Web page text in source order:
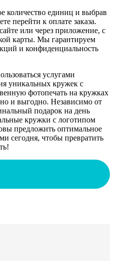
количество единиц и выбрав
перейти к оплате заказа.
или через приложение, с
карты. Мы гарантируем
и конфиденциальность
услугами
уникальных кружек с
фотопечать на кружках
но и выгодно. Независимо от
подарок на день
кружки с логотипом
предложить оптимальное
сегодня, чтобы превратить